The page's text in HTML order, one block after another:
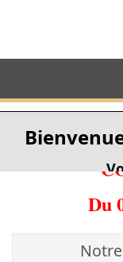
PIANOS
Du